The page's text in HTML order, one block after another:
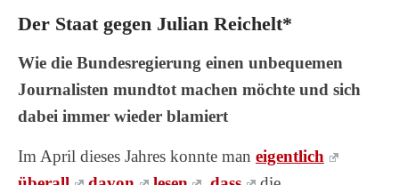
Der Staat gegen Julian Reichelt*
Wie die Bundesregierung einen unbequemen
Journalisten mundtot machen möchte und sich
dabei immer wieder blamiert
Im April dieses Jahres konnte man eigentlich